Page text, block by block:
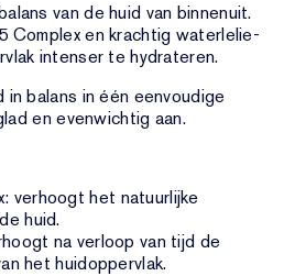
van de huid van binnenuit.
Complex en krachtig waterlelie-
intenser te hydrateren.
balans in één eenvoudige
en evenwichtig aan.
verhoogt het natuurlijke
huid.
na verloop van tijd de
het huidoppervlak.